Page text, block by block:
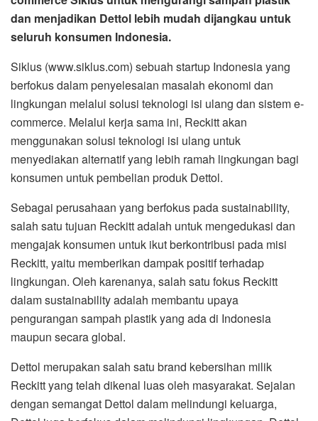
dan menjadikan Dettol lebih mudah dijangkau untuk
seluruh konsumen Indonesia.
Siklus (www.siklus.com) sebuah startup Indonesia yang
berfokus dalam penyelesaian masalah ekonomi dan
lingkungan melalui solusi teknologi isi ulang dan sistem e-
commerce. Melalui kerja sama ini, Reckitt akan
menggunakan solusi teknologi isi ulang untuk
menyediakan alternatif yang lebih ramah lingkungan bagi
konsumen untuk pembelian produk Dettol.
Sebagai perusahaan yang berfokus pada sustainability,
salah satu tujuan Reckitt adalah untuk mengedukasi dan
mengajak konsumen untuk ikut berkontribusi pada misi
Reckitt, yaitu memberikan dampak positif terhadap
lingkungan. Oleh karenanya, salah satu fokus Reckitt
dalam sustainability adalah membantu upaya
pengurangan sampah plastik yang ada di Indonesia
maupun secara global.
Dettol merupakan salah satu brand kebersihan milik
Reckitt yang telah dikenal luas oleh masyarakat. Sejalan
dengan semangat Dettol dalam melindungi keluarga,